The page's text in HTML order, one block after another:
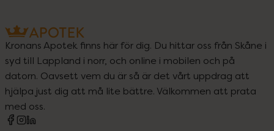
Kronans Apotek finns här för dig. Du hittar oss från Skåne i
syd till Lappland i norr, och online i mobilen och på
datorn. Oavsett vem du är så är det vårt uppdrag att
hjälpa just dig att må lite bättre. Välkommen att prata
med oss.